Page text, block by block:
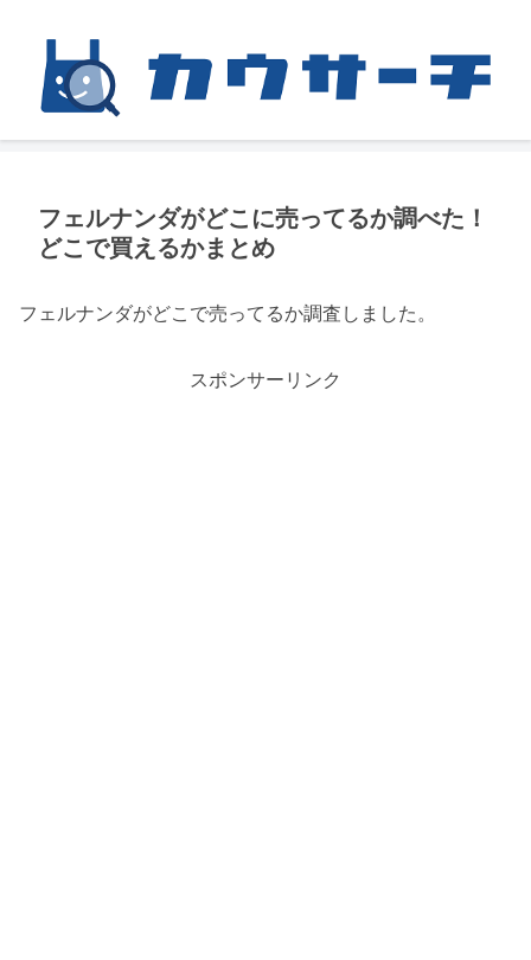
フェルナンダがどこに売ってるか調べた！
どこで買えるかまとめ
フェルナンダがどこで売ってるか調査しました。
スポンサーリンク